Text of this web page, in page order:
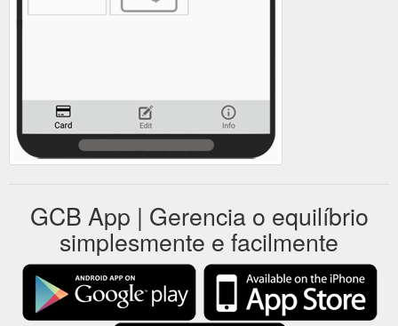
GCB App | Gerencia o equilíbrio
simplesmente e facilmente